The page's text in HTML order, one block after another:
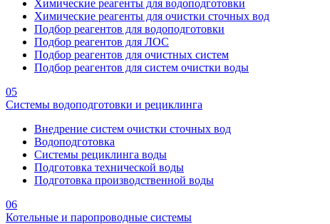
Химические реагенты для водоподготовки
Химические реагенты для очистки сточных вод
Подбор реагентов для водоподготовки
Подбор реагентов для ЛОС
Подбор реагентов для очистных систем
Подбор реагентов для систем очистки воды
05
Системы водоподготовки и рециклинга
Внедрение систем очистки сточных вод
Водоподготовка
Системы рециклинга воды
Подготовка технической воды
Подготовка производственной воды
06
Котельные и паропроводные системы